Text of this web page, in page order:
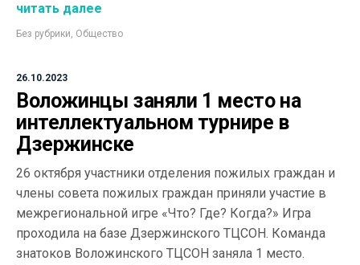
читать далее
Без рубрики, Общество
26.10.2023
Воложинцы заняли 1 место на
интеллектуальном турнире в
Дзержинске
26 октября участники отделения пожилых граждан и
члены совета пожилых граждан приняли участие в
межрегиональной игре «Что? Где? Когда?» Игра
проходила на базе Дзержинского ТЦСОН. Команда
знатоков Воложинского ТЦСОН заняла 1 место.